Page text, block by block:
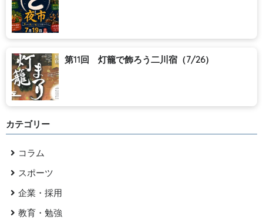
第11回 灯籠で飾ろう二川宿（7/26）
カテゴリー
コラム
スポーツ
企業・採用
教育・勉強